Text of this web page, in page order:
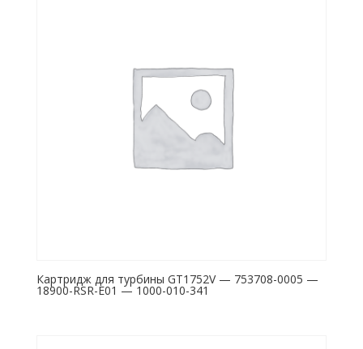
Картридж для турбины GT1752V — 753708-0005 —
18900-RSR-E01 — 1000-010-341